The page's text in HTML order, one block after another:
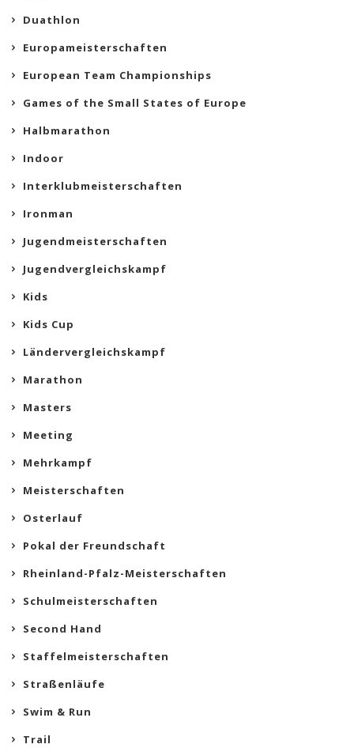
Duathlon
Europameisterschaften
European Team Championships
Games of the Small States of Europe
Halbmarathon
Indoor
Interklubmeisterschaften
Ironman
Jugendmeisterschaften
Jugendvergleichskampf
Kids
Kids Cup
Ländervergleichskampf
Marathon
Masters
Meeting
Mehrkampf
Meisterschaften
Osterlauf
Pokal der Freundschaft
Rheinland-Pfalz-Meisterschaften
Schulmeisterschaften
Second Hand
Staffelmeisterschaften
Straßenläufe
Swim & Run
Trail